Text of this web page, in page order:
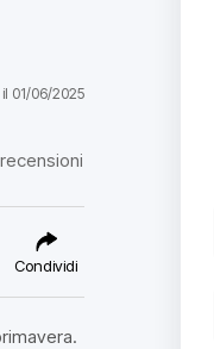
01/06/2025
Condividi